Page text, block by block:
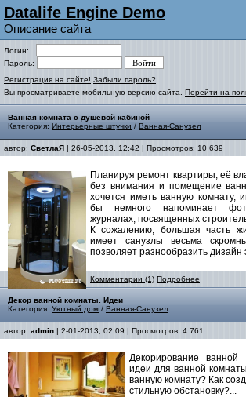
Datalife Engine Demo
Описание сайта
Логин:
Пароль:
Регистрация на сайте! Забыли пароль?
Вы просматриваете мобильную версию сайта. Перейти на
Ванная комната с душевой кабиной
Категория: Интерьерные штучки / Ванная-Санузел
автор: СветлаЯ | 26-05-2013, 12:42 | Просмотров: 10 639
Планируя ремонт квартиры, её
без внимания и помещение
хочется иметь ванную комнату,
бы немного напоминает
журналах, посвященных
К сожалению, большая часть
имеет санузлы весьма
позволяет разнообразить
Комментарии (1) Подробнее
Декор ванной комнаты. Идеи
Категория: Уютный дом / Ванная-Санузел
автор: admin | 2-01-2013, 02:09 | Просмотров: 4 761
Декорирование
идеи для ванной
ванную комнату? Как
стильную обстановку?...